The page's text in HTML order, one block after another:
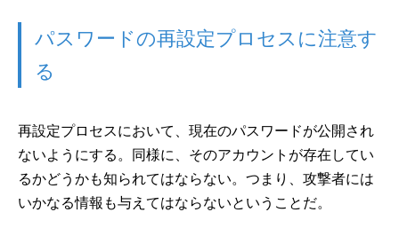
パスワードの再設定プロセスに注意す
る
再設定プロセスにおいて、現在のパスワードが公開され
ないようにする。同様に、そのアカウントが存在してい
るかどうかも知られてはならない。つまり、攻撃者には
いかなる情報も与えてはならないということだ。